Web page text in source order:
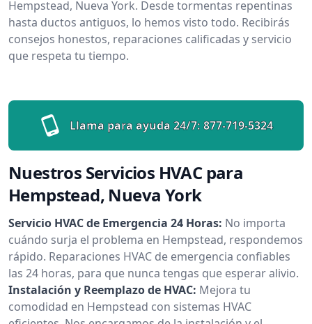
Hempstead, Nueva York. Desde tormentas repentinas
hasta ductos antiguos, lo hemos visto todo. Recibirás
consejos honestos, reparaciones calificadas y servicio
que respeta tu tiempo.
Llama para ayuda 24/7: 877-719-5324
Nuestros Servicios HVAC para
Hempstead, Nueva York
Servicio HVAC de Emergencia 24 Horas: No importa
cuándo surja el problema en Hempstead, respondemos
rápido. Reparaciones HVAC de emergencia confiables
las 24 horas, para que nunca tengas que esperar alivio.
Instalación y Reemplazo de HVAC: Mejora tu
comodidad en Hempstead con sistemas HVAC